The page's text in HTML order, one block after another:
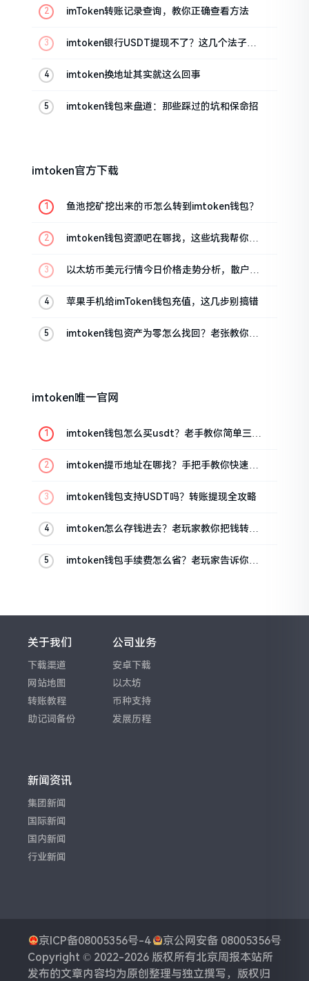
imToken转账记录查询，教你正确查看方法
imtoken银行USDT提现不了？这几个法子能
imtoken换地址其实就这么回事
imtoken钱包来盘道：那些踩过的坑和保命招
imtoken官方下载
鱼池挖矿挖出来的币怎么转到imtoken钱包？
imtoken钱包资源吧在哪找，这些坑我帮你趟
以太坊币美元行情今日价格走势分析，散户如
苹果手机给imToken钱包充值，这几步别搞错
imtoken钱包资产为零怎么找回？老张教你几
imtoken唯一官网
imtoken钱包怎么买usdt？老手教你简单三步
imtoken提币地址在哪找？手把手教你快速查
imtoken钱包支持USDT吗？转账提现全攻略
imtoken怎么存钱进去？老玩家教你把钱转进
imtoken钱包手续费怎么省？老玩家告诉你几
关于我们
下载渠道
网站地图
转账教程
助记词备份
公司业务
安卓下载
以太坊
币种支持
发展历程
新闻资讯
集团新闻
国际新闻
国内新闻
行业新闻
京ICP备08005356号-4
京公网安备 08005356号
Copyright © 2022-2026 版权所有北京周报本站所
发布的文章内容均为原创整理与独立撰写，版权归